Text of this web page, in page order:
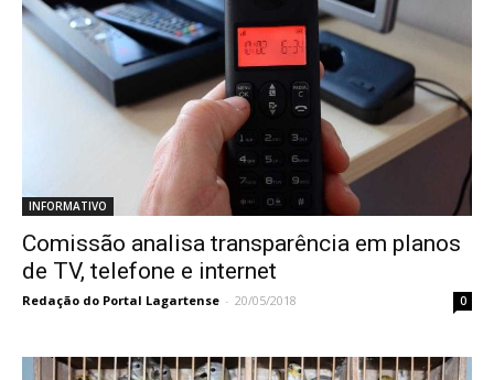
INFORMATIVO
Comissão analisa transparência em planos
de TV, telefone e internet
Redação do Portal Lagartense - 20/05/2018 0